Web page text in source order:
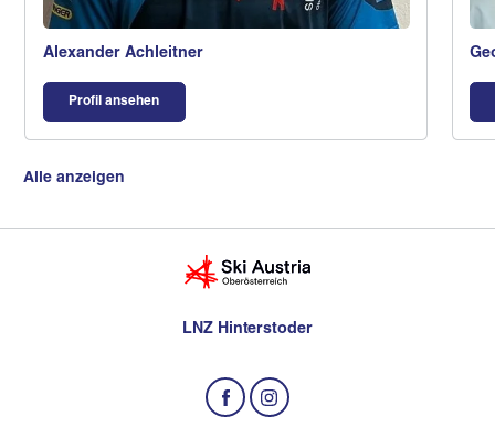
Alexander Achleitner
Profil ansehen
Alle anzeigen
LNZ Hinterstoder